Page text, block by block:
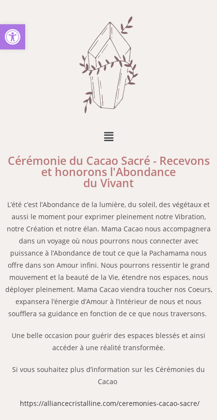
Ouvrir la barre d’outils
Cérémonie du Cacao Sacré - Recevons
et honorons l'Abondance
du Vivant
L’été c’est l’Abondance de la lumière, du soleil, des végétaux et
aussi le moment pour exprimer pleinement notre Vibration,
notre Création et notre élan. Mama Cacao nous accompagnera
dans un voyage où nous pourrons nous connecter avec
puissance à l’Abondance de tout ce que la Pachamama nous
offre dans son Amour infini. Nous pourrons ressentir le grand
mouvement et la beauté de la Vie, étendre nos espaces, nous
déployer pleinement. Mama Cacao viendra toucher nos Coeurs,
expansera l’énergie d’Amour à l’intérieur de nous et nous
soufflera sa guidance en fonction de ce que nous traversons.
Une belle occasion pour guérir des espaces blessés et ainsi
accéder à une réalité transformée.
Si vous souhaitez plus d’information sur les Cérémonies du
Cacao
https://alliancecristalline.com/ceremonies-cacao-sacre/